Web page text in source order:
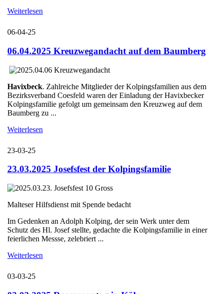
Weiterlesen
06-04-25
06.04.2025 Kreuzwegandacht auf dem Baumberg
Havixbeck. Zahlreiche Mitglieder der Kolpingsfamilien aus dem
Bezirksverband Coesfeld waren der Einladung der Havixbecker
Kolpingsfamilie gefolgt um gemeinsam den Kreuzweg auf dem
Baumberg zu ...
Weiterlesen
23-03-25
23.03.2025 Josefsfest der Kolpingsfamilie
Malteser Hilfsdienst mit Spende bedacht
Im Gedenken an Adolph Kolping, der sein Werk unter dem
Schutz des Hl. Josef stellte, gedachte die Kolpingsfamilie in einer
feierlichen Messse, zelebriert ...
Weiterlesen
03-03-25